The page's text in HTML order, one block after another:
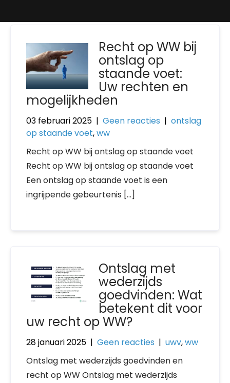
Recht op WW bij
ontslag op
staande voet:
Uw rechten en
mogelijkheden
03 februari 2025 | Geen reacties | ontslag
op staande voet,ww
Recht op WW bij ontslag op staande voet
Recht op WW bij ontslag op staande voet
Een ontslag op staande voet is een
ingrijpende gebeurtenis […]
Ontslag met
wederzijds
goedvinden: Wat
betekent dit voor
uw recht op WW?
28 januari 2025 | Geen reacties | uwv,ww
Ontslag met wederzijds goedvinden en
recht op WW Ontslag met wederzijds